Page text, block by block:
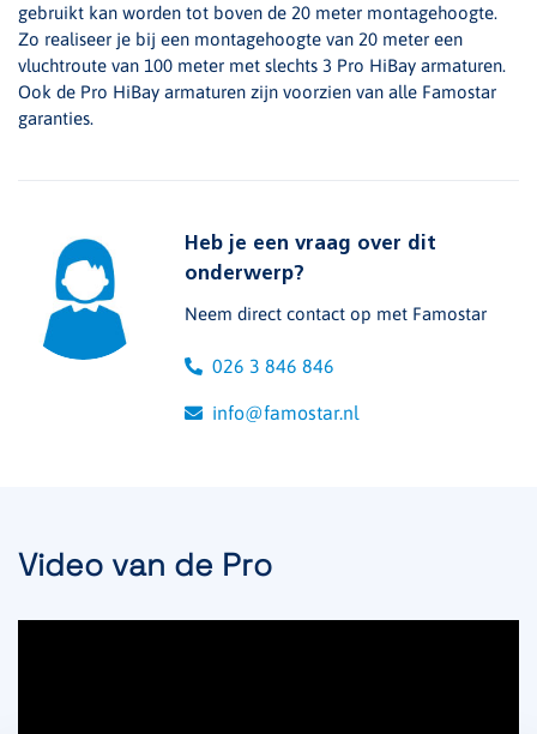
gebruikt kan worden tot boven de 20 meter montagehoogte.
Zo realiseer je bij een montagehoogte van 20 meter een
vluchtroute van 100 meter met slechts 3 Pro HiBay armaturen.
Ook de Pro HiBay armaturen zijn voorzien van alle Famostar
garanties.
Heb je een vraag over dit
onderwerp?
Neem direct contact op met Famostar
026 3 846 846
info@famostar.nl
Video van de Pro